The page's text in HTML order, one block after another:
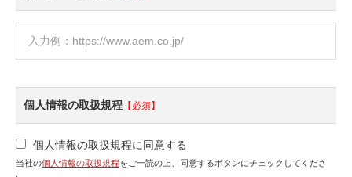
個人情報の取扱規程 【必須】
個人情報の取扱規程に同意する
当社の個人情報の取扱規程をご一読の上、同意するボタンにチェックしてくださ